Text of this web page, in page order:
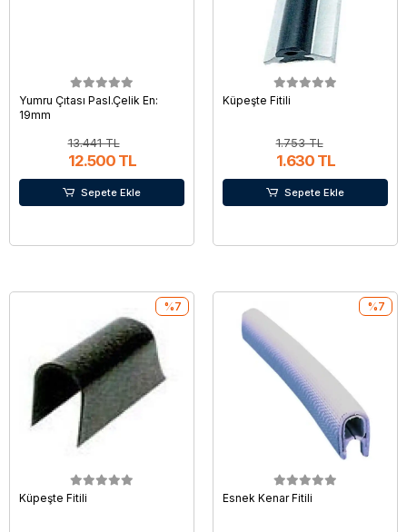
Yumru Çıtası Pasl.Çelik En:
19mm
13.441 TL
12.500 TL
Sepete Ekle
Küpeşte Fitili
1.753 TL
1.630 TL
Sepete Ekle
Küpeşte Fitili
%7
Esnek Kenar Fitili
%7